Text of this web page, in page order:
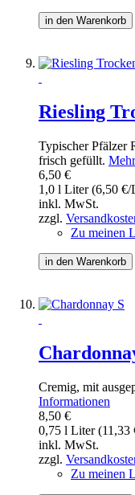
in den Warenkorb
Riesling
Typischer Pfälzer
frisch gefüllt.
6,50 €
1,0 l Liter (6,50 €/
inkl. MwSt.
zzgl.
Zu meinen
in den Warenkorb
Cremig, mit
Informationen
8,50 €
0,75 l Liter (11,33
inkl. MwSt.
zzgl.
Zu meinen